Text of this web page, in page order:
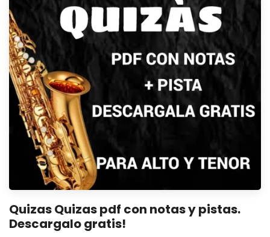
Quizas Quizas pdf con notas y pistas.
Descargalo gratis!